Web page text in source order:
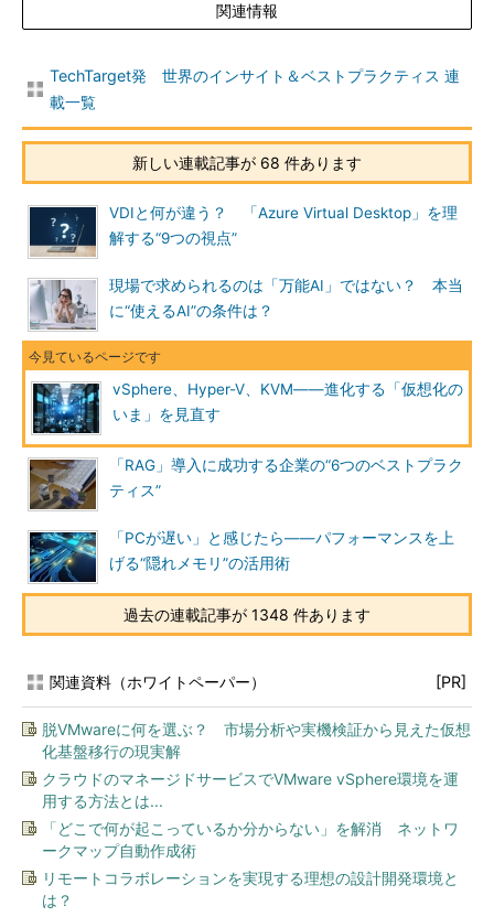
関連情報
TechTarget発 世界のインサイト＆ベストプラクティス 連
載一覧
新しい連載記事が 68 件あります
VDIと何が違う？ 「Azure Virtual Desktop」を理
解する“9つの視点”
現場で求められるのは「万能AI」ではない？ 本当
に“使えるAI”の条件は？
vSphere、Hyper-V、KVM――進化する「仮想化の
いま」を見直す
「RAG」導入に成功する企業の“6つのベストプラク
ティス”
「PCが遅い」と感じたら――パフォーマンスを上
げる“隠れメモリ”の活用術
過去の連載記事が 1348 件あります
関連資料（ホワイトペーパー） [PR]
脱VMwareに何を選ぶ？ 市場分析や実機検証から見えた仮想
化基盤移行の現実解
クラウドのマネージドサービスでVMware vSphere環境を運
用する方法とは...
「どこで何が起こっているか分からない」を解消 ネットワ
ークマップ自動作成術
リモートコラボレーションを実現する理想の設計開発環境と
は？